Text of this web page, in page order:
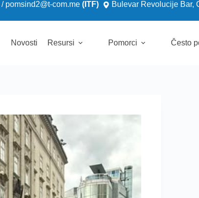
/ pomsind2@t-com.me (ITF) Bulevar Revolucije Bar,
Novosti Resursi Pomorci Često